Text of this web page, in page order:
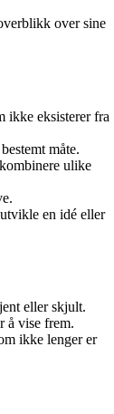
over sine
ikke eksisterer fra
måte.
ulike
en idé eller
eller skjult.
å vise frem.
ikke lenger er